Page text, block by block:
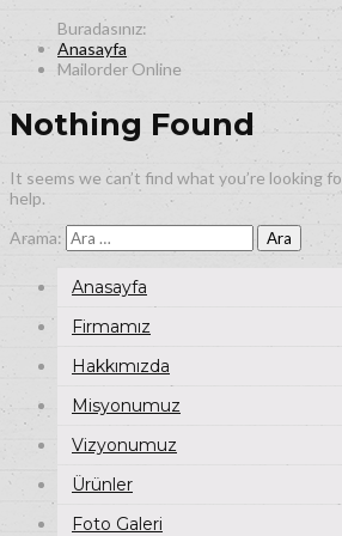
Anasayfa
Mailorder Online
Nothing Found
It seems we can’t find what you’re looking
help.
Arama:
Anasayfa
Firmamız
Hakkımızda
Misyonumuz
Vizyonumuz
Ürünler
Foto Galeri